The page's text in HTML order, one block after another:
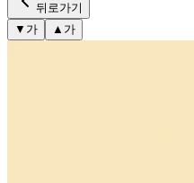
뒤로가기
▼ 가 ▲ 가